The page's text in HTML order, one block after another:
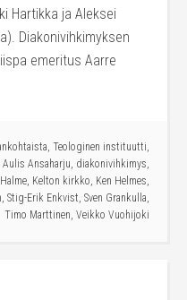
Hartikka ja Aleksei
Diakonivihkimyksen
emeritus Aarre
, Teologinen instituutti,
Aulis Ansaharju, diakonivihkimys,
, Kelton kirkko, Ken Helmes,
, Stig-Erik Enkvist, Sven Grankulla,
Timo Marttinen, Veikko Vuohijoki